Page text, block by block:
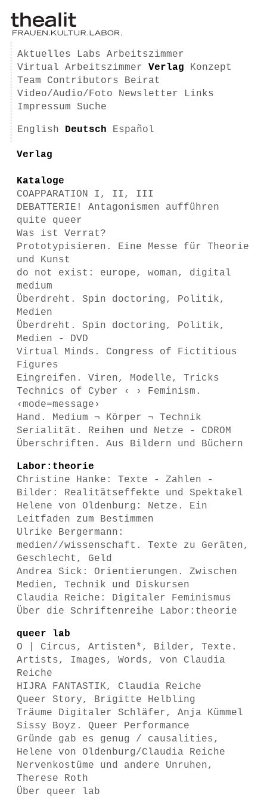
Aktuelles Labs
Arbeitszimmer
Virtual Arbeitszimmer
Verlag
Konzept
Team
Contributors
Beirat
Video/Audio/Foto
Newsletter
Links
Impressum
Suche
English Deutsch Español
Verlag
Kataloge
COAPPARATION I, II, III
DEBATTERIE! Antagonismen aufführen
quite queer
Was ist Verrat?
Prototypisieren. Eine Messe für Theorie
und Kunst
do not exist: europe, woman, digital
medium
Überdreht. Spin doctoring, Politik,
Medien
Überdreht. Spin doctoring, Politik,
Medien - DVD
Virtual Minds. Congress of Fictitious
Figures
Eingreifen. Viren, Modelle, Tricks
Technics of Cyber ‹ › Feminism.
‹mode=message›
Hand. Medium ¬ Körper ¬ Technik
Serialität. Reihen und Netze - CDROM
Überschriften. Aus Bildern und Büchern
Labor:theorie
Christine Hanke: Texte - Zahlen -
Bilder: Realitätseffekte und Spektakel
Helene von Oldenburg: Netze. Ein
Leitfaden zum Bestimmen
Ulrike Bergermann:
medien//wissenschaft. Texte zu Geräten,
Geschlecht, Geld
Andrea Sick: Orientierungen. Zwischen
Medien, Technik und Diskursen
Claudia Reiche: Digitaler Feminismus
Über die Schriftenreihe Labor:theorie
queer lab
O | Circus, Artisten*, Bilder, Texte.
Artists, Images, Words , von Claudia
Reiche
HIJRA FANTASTIK, Claudia Reiche
Queer Story, Brigitte Helbling
Träume Digitaler Schläfer, Anja Kümmel
Sissy Boyz. Queer Performance
Gründe gab es genug / causalities,
Helene von Oldenburg/Claudia Reiche
Nervenkostüme und andere Unruhen,
Therese Roth
Über queer lab